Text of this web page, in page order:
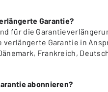
Garantie?
für die
verlängerte Garantie in
Frankreich,
abonnieren?